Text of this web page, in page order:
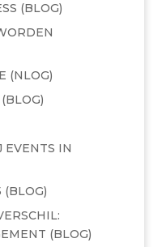
(BLOG)
(NLOG)
EVENTS IN
(BLOG)
(BLOG)